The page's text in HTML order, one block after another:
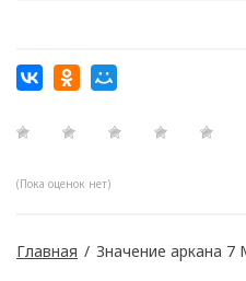
(Пока оценок нет)
Главная / Значение аркана 7